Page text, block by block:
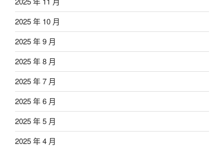
2025 年 10 月
2025 年 9 月
2025 年 8 月
2025 年 7 月
2025 年 6 月
2025 年 5 月
2025 年 4 月